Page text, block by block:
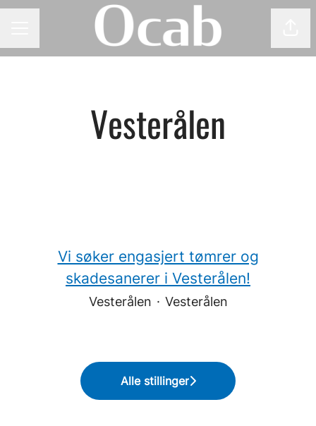
Vesterålen
Vi søker engasjert tømrer og
skadesanerer i Vesterålen!
Vesterålen · Vesterålen
Alle stillinger